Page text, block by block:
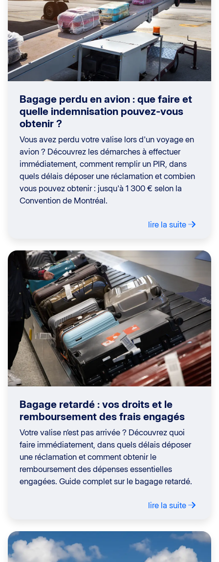
Bagage perdu en avion : que faire et
quelle indemnisation pouvez-vous
obtenir ?
Vous avez perdu votre valise lors d'un voyage en
avion ? Découvrez les démarches à effectuer
immédiatement, comment remplir un PIR, dans
quels délais déposer une réclamation et combien
vous pouvez obtenir : jusqu'à 1 300 € selon la
Convention de Montréal.
lire la suite
Bagage retardé : vos droits et le
remboursement des frais engagés
Votre valise n’est pas arrivée ? Découvrez quoi
faire immédiatement, dans quels délais déposer
une réclamation et comment obtenir le
remboursement des dépenses essentielles
engagées. Guide complet sur le bagage retardé.
lire la suite